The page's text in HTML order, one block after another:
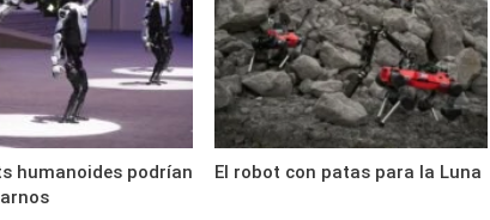
humanoides podrían
El robot con patas para la Luna